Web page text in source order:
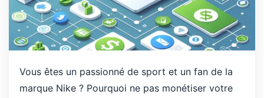
Vous êtes un passionné de sport et un fan de la
marque Nike ? Pourquoi ne pas monétiser votre